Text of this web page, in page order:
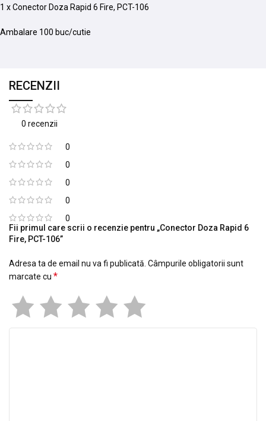
1 x Conector Doza Rapid 6 Fire, PCT-106
Ambalare 100 buc/cutie
RECENZII
0 recenzii
0
0
0
0
0
Fii primul care scrii o recenzie pentru „Conector Doza Rapid 6
Fire, PCT-106”
Adresa ta de email nu va fi publicată. Câmpurile obligatorii sunt
marcate cu *